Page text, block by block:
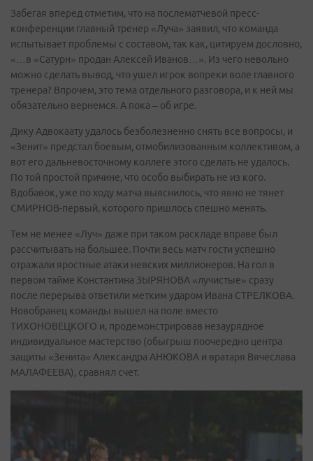
Забегая вперед отметим, что на послематчевой пресс-
конференции главный тренер «Луча» заявил, что команда
испытывает проблемы с составом, так как, цитируем дословно,
«…в «Сатурн» продан Алексей Иванов…». Из чего невольно
можно сделать вывод, что ушел игрок вопреки воле главного
тренера? Впрочем, это тема отдельного разговора, и к ней мы
обязательно вернемся. А пока – об игре.
Дику Адвокаату удалось безболезненно снять все вопросы, и
«Зенит» предстал боевым, отмобилизованным коллективом, а
вот его дальневосточному коллеге этого сделать не удалось.
По той простой причине, что особо выбирать не из кого.
Вдобавок, уже по ходу матча выяснилось, что явно не тянет
СМИРНОВ-первый, которого пришлось спешно менять.
Тем не менее «Луч» даже при таком раскладе вправе был
рассчитывать на большее. Почти весь матч гости успешно
отражали яростные атаки невских миллионеров. На гол в
первом тайме Константина ЗЫРЯНОВА «лучистые» сразу
после перерыва ответили метким ударом Ивана СТРЕЛКОВА.
Новобранец команды вышел на поле вместо
ТИХОНОВЕЦКОГО и, продемонстрировав незаурядное
индивидуальное мастерство (обыгрыш поочередно центра
защиты «Зенита» Александра АНЮКОВА и вратаря Вячеслава
МАЛАФЕЕВА), сравнял счет.